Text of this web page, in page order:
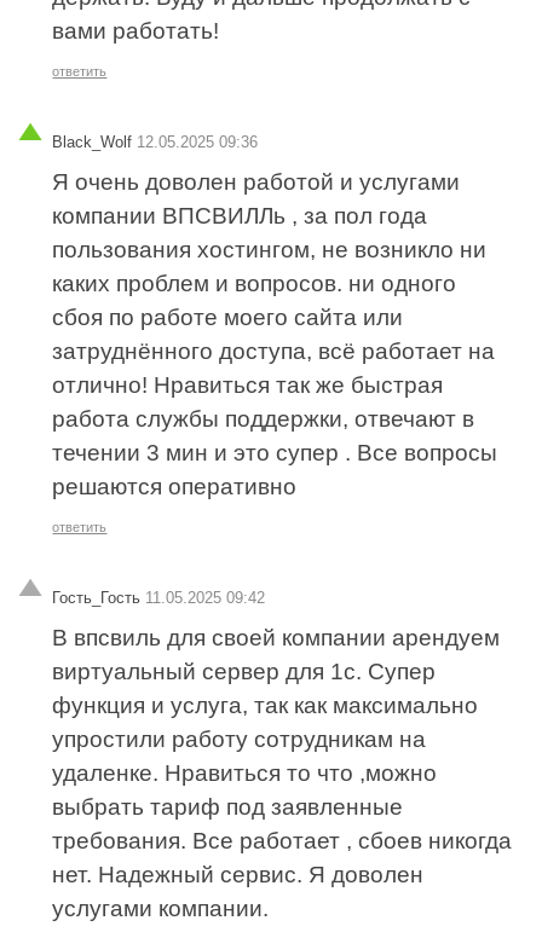
вами работать!
ответить
Black_Wolf 12.05.2025 09:36
Я очень доволен работой и услугами
компании ВПСВИЛЛь , за пол года
пользования хостингом, не возникло ни
каких проблем и вопросов. ни одного
сбоя по работе моего сайта или
затруднённого доступа, всё работает на
отлично! Нравиться так же быстрая
работа службы поддержки, отвечают в
течении 3 мин и это супер . Все вопросы
решаются оперативно
ответить
Гость_Гость 11.05.2025 09:42
В впсвиль для своей компании арендуем
виртуальный сервер для 1с. Супер
функция и услуга, так как максимально
упростили работу сотрудникам на
удаленке. Нравиться то что ,можно
выбрать тариф под заявленные
требования. Все работает , сбоев никогда
нет. Надежный сервис. Я доволен
услугами компании.